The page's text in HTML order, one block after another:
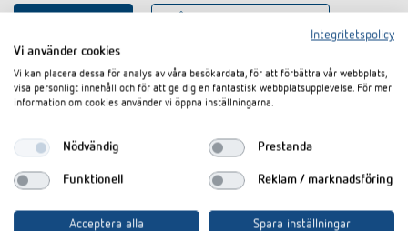
Datablad
Integritetspolicy
Vi använder cookies
Vi kan placera dessa för analys av våra besökardata, för att förbättra vår webbplats,
visa personligt innehåll och för att ge dig en fantastisk webbplatsupplevelse. För mer
information om cookies använder vi öppna inställningarna.
Nödvändig Prestanda
Funktionell Reklam / marknadsföring
Acceptera alla Spara inställningar